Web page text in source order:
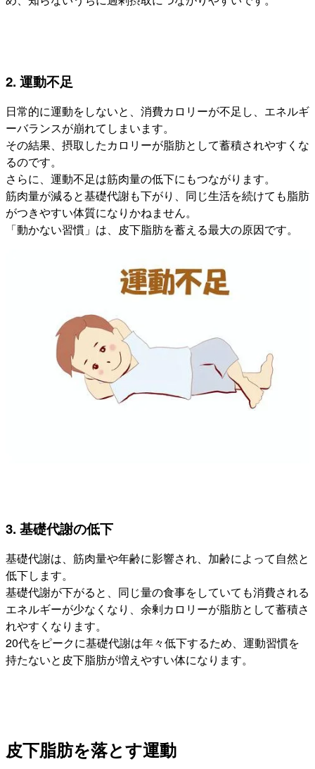
2. 運動不足
日常的に運動をしないと、消費カロリーが不足し、エネルギ
ーバランスが崩れてしまいます。
その結果、摂取したカロリーが脂肪として蓄積されやすくな
るのです。
さらに、運動不足は筋肉量の低下にもつながります。
筋肉量が減ると基礎代謝も下がり、同じ生活を続けても脂肪
がつきやすい体質になりかねません。
「動かない習慣」は、皮下脂肪を蓄える最大の原因です。
3. 基礎代謝の低下
基礎代謝は、筋肉量や年齢に影響され、加齢によって自然と
低下します。
基礎代謝が下がると、同じ量の食事をしていても消費される
エネルギーが少なくなり、余剰カロリーが脂肪として蓄積さ
れやすくなります。
20代をピークに基礎代謝は年々低下するため、運動習慣を
持たないと皮下脂肪が増えやすい体になります。
皮下脂肪を落とす運動